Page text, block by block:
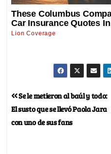
Se le metieron al baúl y todo:
El susto que se llevó Paola Jara
con uno de sus fans